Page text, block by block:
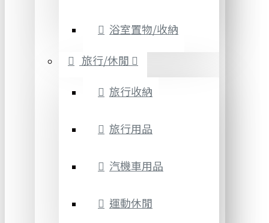
浴室置物/收納
旅行/休閒
旅行收納
旅行用品
汽機車用品
運動休閒